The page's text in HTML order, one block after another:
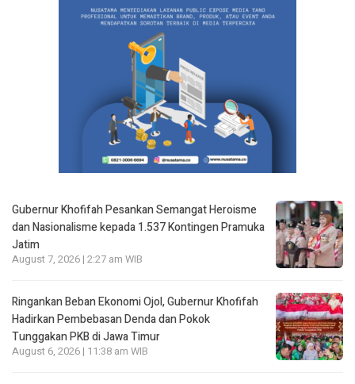
Gubernur Khofifah Pesankan Semangat Heroisme
dan Nasionalisme kepada 1.537 Kontingen Pramuka
Jatim
August 7, 2026 | 2:27 am WIB
Ringankan Beban Ekonomi Ojol, Gubernur Khofifah
Hadirkan Pembebasan Denda dan Pokok
Tunggakan PKB di Jawa Timur
August 6, 2026 | 11:38 am WIB